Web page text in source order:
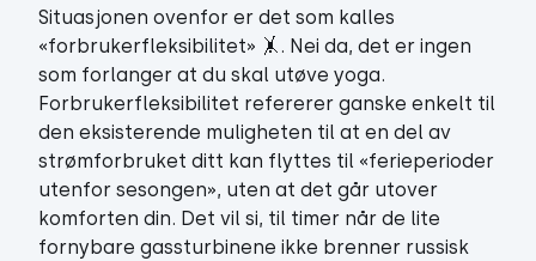
Situasjonen ovenfor er det som kalles
«forbrukerfleksibilitet» 🤸. Nei da, det er ingen
som forlanger at du skal utøve yoga.
Forbrukerfleksibilitet refererer ganske enkelt til
den eksisterende muligheten til at en del av
strømforbruket ditt kan flyttes til «ferieperioder
utenfor sesongen», uten at det går utover
komforten din. Det vil si, til timer når de lite
fornybare gassturbinene ikke brenner russisk